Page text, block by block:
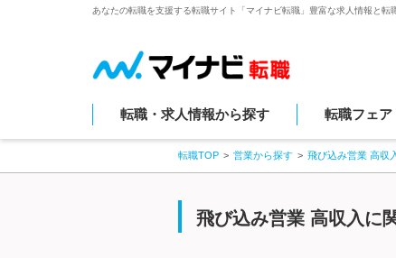
あなたの転職を支援する転職サイト「マイナビ転職」豊富な求人情報と転
転職・求人情報から探す 転職フェア
転職TOP 営業から探す 飛び込み営業 高収
飛び込み営業 高収入に